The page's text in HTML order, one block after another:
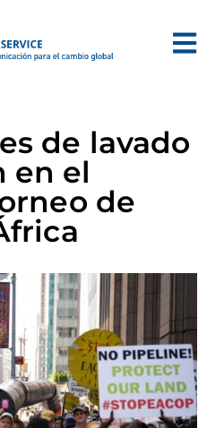
de lavado
en el
de